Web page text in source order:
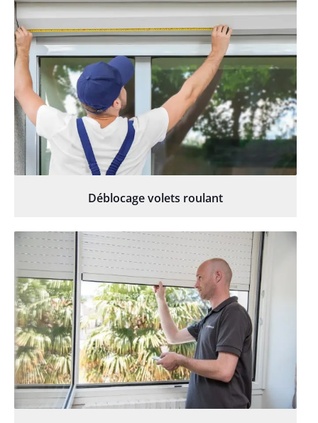
Déblocage volets roulant